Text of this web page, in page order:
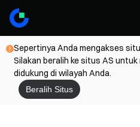
Sepertinya Anda mengakses
Silakan beralih ke situs AS
didukung di wilayah Anda.
Beralih Situs